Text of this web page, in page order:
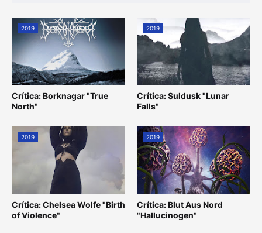
2019
Crítica: Borknagar "True
North"
2019
Crítica: Suldusk "Lunar
Falls"
2019
Crítica: Chelsea Wolfe "Birth
of Violence"
2019
Crítica: Blut Aus Nord
"Hallucinogen"